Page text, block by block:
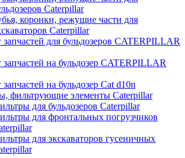
Caterpillar
коронки, режущие части для
Caterpillar
запчастей для бульдозеров CATERPILLAR
запчастей на бульдозер CATERPILLAR
запчастей на бульдозер Сat d10n
фильтрующие элементы Caterpillar
для бульдозеров Caterpillar
для фронтальных погрузчиков
для экскаваторов гусеничных